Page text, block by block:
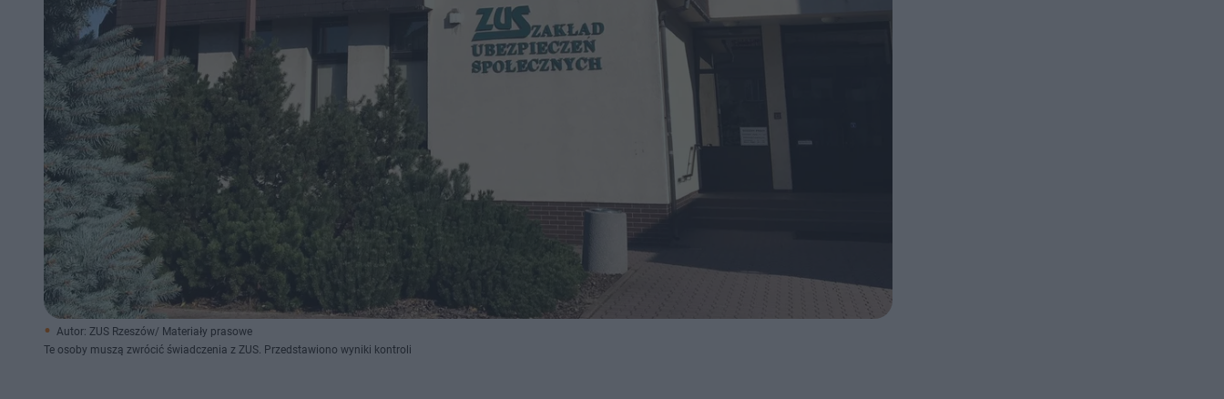
Autor: ZUS Rzeszów/ Materiały prasowe
Te osoby muszą zwrócić świadczenia z ZUS. Przedstawiono wyniki kontroli